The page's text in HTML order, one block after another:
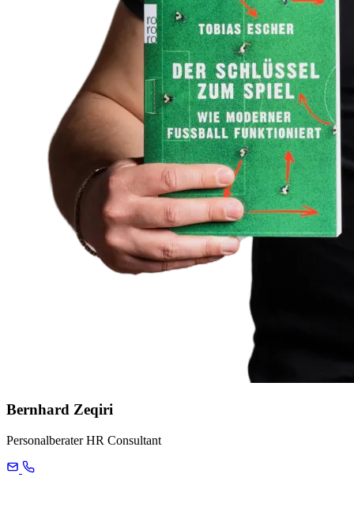
Bernhard Zeqiri
Personalberater HR Consultant